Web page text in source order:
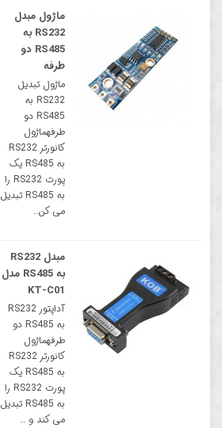
ماژول مبدل
RS232 به
RS485 دو
طرفه
ماژول تبدیل
RS232 به
RS485 دو
طرفهماژول
کانورتر RS232
به RS485 یک
پورت RS232 را
به RS485 تبدیل
می کن..
مبدل RS232
به RS485 مدل
KT-C01
آداپتور RS232
به RS485 دو
طرفهماژول
کانورتر RS232
به RS485 یک
پورت RS232 را
به RS485 تبدیل
می کند و ..